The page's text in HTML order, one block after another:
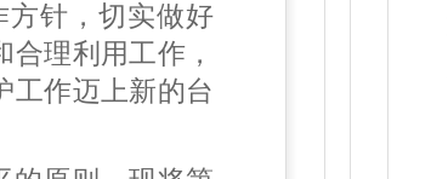
方针，切实做好
理利用工作，
工作迈上新的台